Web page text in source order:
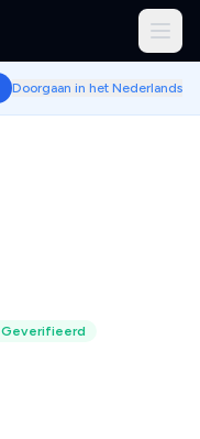
Doorgaan in het Nederlands
Geverifieerd